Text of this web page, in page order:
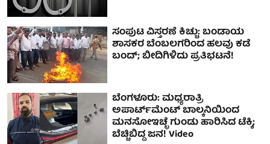
ಸಂಪುಟ ವಿಸ್ತರಣೆ ಕಿಚ್ಚು: ಬಂಡಾಯ
ಶಾಸಕರ ಬೆಂಬಲಗರಿಂದ ಹಲವು ಕಡೆ
ಬಂದ್; ಬೀದಿಗಿಳಿದು ಪ್ರತಿಭಟನೆ!
ಬೆಂಗಳೂರು: ಮಧ್ಯರಾತ್ರಿ
ಅಪಾರ್ಟ್‌ಮೆಂಟ್‌ ಬಾಲ್ಕನಿಯಿಂದ
ಮನಸೋಇಚ್ಛೆ ಗುಂಡು ಹಾರಿಸಿದ ಟೆಕ್ಕಿ;
ಬೆಚ್ಚಿಬಿದ್ದ ಜನ! Video